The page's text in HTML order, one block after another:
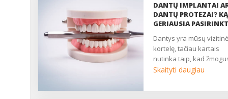
DANTŲ IMPLANTAI
DANTŲ PROTEZAI? KĄ
GERIAUSIA
dantys yra mūsų vizitinė
kortelę, tačiau kartais
nutinka taip, kad
Skaityti daugiau